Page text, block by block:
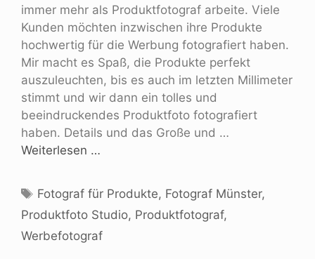
immer mehr als Produktfotograf arbeite. Viele
Kunden möchten inzwischen ihre Produkte
hochwertig für die Werbung fotografiert haben.
Mir macht es Spaß, die Produkte perfekt
auszuleuchten, bis es auch im letzten Millimeter
stimmt und wir dann ein tolles und
beeindruckendes Produktfoto fotografiert
haben. Details und das Große und …
Weiterlesen …
Fotograf für Produkte, Fotograf Münster,
Produktfoto Studio, Produktfotograf,
Werbefotograf